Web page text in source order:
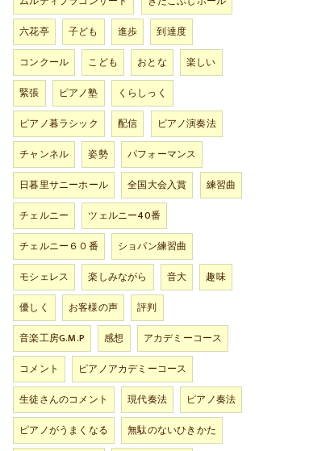
六花亭
子ども 進歩
到達度
コンクール
こども おとな
楽しい
緊張
ピアノ塾
くらしっく
ピアノ暮ラシック
配信
ピアノ演奏法
チャンネル
姿勢
パフォーマンス
日暮里サニーホール
全国大会入賞
練習曲
チェルニー
ツェルニー40番
チェルニー６０番
ショパン練習曲
モシェレス
楽しみながら 音大
趣味
優しく
お客様の声
評判
音楽工房G.M.P
感想
アカデミーコース
コメント
ピアノアカデミーコース
生徒さんのコメント
現代奏法
ピアノ奏法
ピアノがうまくなる
無駄のないひきかた